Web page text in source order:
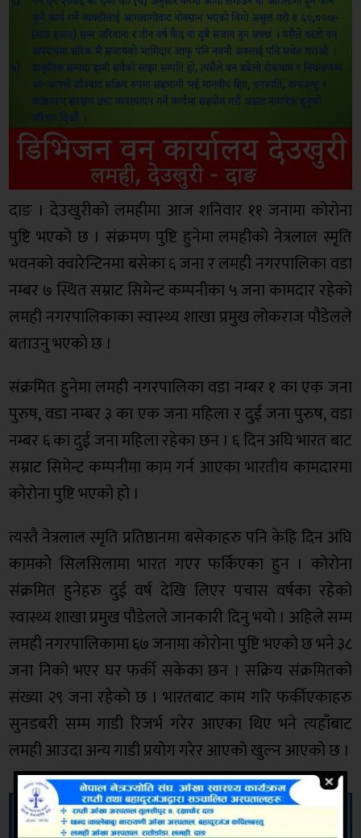
दाङ । देउखुरीको लमहीमा आज शनिवार ११ जनामा कोरोना
पुष्टि भएको छ । संक्रमण पुष्टि हुनेमा लमहीको नेत्रलाल स्मृति
भवनको क्वारेन्टिनमा बसेका ६ जना र लमही नगरपालिका वडा
नम्बर ७ स्थित सम्राट सिमेन्ट कम्पनीका ५ जना कामदार रहेको
लमही नगरपालिकाका स्वास्थ्य शाखा प्रमुख लोकराज पौडेलले
बताउनु भएको छ ।
संक्रमित हुनेमा लमही नगरपालिका वडा नम्बर १ का एक जना
पुरुष, वडा नम्बर ३ का एक जना महिला र दुई जना पुरुष, वडा
नम्बर ६ का दुई जना महिला रहेका छन । ६ दिन अघि भारत बाट
सम्राट सिमेन्ट कम्पनीमा काम गर्न आएका भारतीय कामदारमा
कोरोना पुष्टि भएको हो ।
त्यस्तै नेत्रलाल स्मृति प्रतिष्ठानमा बसेकाहरु पनि केहि दिन अघि
कामको सिलसिलामा भारत गएर फर्किएका हुन । कोरोना
संक्रमित हुनेहरु दुई वर्ष देखि लिएर पचास वर्षका रहेको
स्वास्थ्य शाखा प्रमुख पौडेलले जानकारी दिनु भयो । अहिले सम्म
लमही नगरपालिकामा ६७ जनामा कोरोना पुष्टि भएको छ भने ३८
जना निको भएर घर फर्की सकेका छन । सक्रिय संक्रमितको
संख्या २९ जना रहेको छ । भारतबाट काम गरि फर्कीएकाहरु
सुनडबरी सम्म गाडी रिजर्भ गरेर आएका थिए भने त्यहाँबाट
लमही आउदा अन्य गाडी प्रयोग गरेर आएको खुल्न आएको छ ।